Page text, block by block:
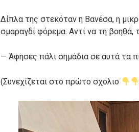
Δίπλα της στεκόταν η Βανέσα, η
σμαραγδί φόρεμα. Αντί να τη βοηθά,
— Άφησες πάλι σημάδια σε αυτά τα
(Συνεχίζεται στο πρώτο σχόλιο